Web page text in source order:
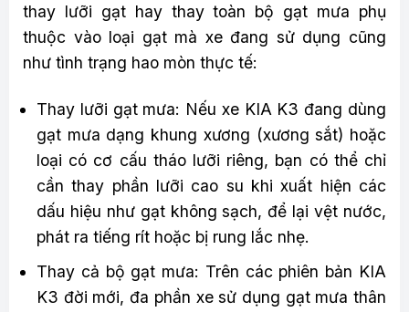
thay lưỡi gạt hay thay toàn bộ gạt mưa phụ
thuộc vào loại gạt mà xe đang sử dụng cũng
như tình trạng hao mòn thực tế:
Thay lưỡi gạt mưa: Nếu xe KIA K3 đang dùng
gạt mưa dạng khung xương (xương sắt) hoặc
loại có cơ cấu tháo lưỡi riêng, bạn có thể chỉ
cần thay phần lưỡi cao su khi xuất hiện các
dấu hiệu như gạt không sạch, để lại vệt nước,
phát ra tiếng rít hoặc bị rung lắc nhẹ.
Thay cả bộ gạt mưa: Trên các phiên bản KIA
K3 đời mới, đa phần xe sử dụng gạt mưa thân